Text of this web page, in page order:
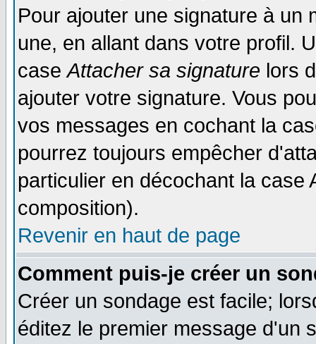
Pour ajouter une signature à un
une, en allant dans votre profil.
caseAttacher sa signature lors
ajouter votre signature. Vous
vos messages en cochant la
pourrez toujours empêcher
particulier en décochant la
composition).
Revenir en haut de page
Comment puis-je créer un
Créer un sondage est facile;
éditez le premier message d'un